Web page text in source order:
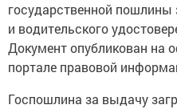
государственной пошлины
и водительского
Документ опубликован на
портале правовой
Госпошлина за выдачу